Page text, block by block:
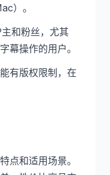
）。
和粉丝，尤其
幕操作的用户。
有版权限制，在
点和适用场景。